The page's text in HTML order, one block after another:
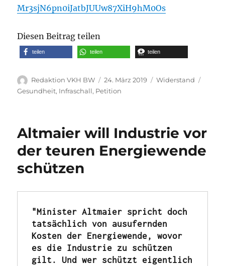
Mr3sjN6pn0iJatbJUUw87XiH9hM0Os
Diesen Beitrag teilen
teilen teilen teilen
Autor
Redaktion VKH BW
Veröffentlicht
am
24. März 2019 Kategorien
Widerstand
Gesundheit, Infraschall, Petition
Altmaier will Industrie vor
der teuren Energiewende
schützen
"Minister Altmaier spricht doch
tatsächlich von ausufernden
Kosten der Energiewende, wovor
es die Industrie zu schützen
gilt. Und wer schützt eigentlich